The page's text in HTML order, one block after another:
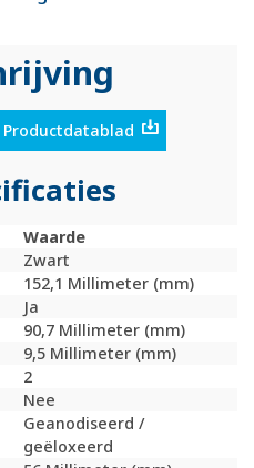
Productdatablad
Waarde
Zwart
152,1 Millimeter (mm)
Ja
90,7 Millimeter (mm)
9,5 Millimeter (mm)
2
Nee
Geanodiseerd /
geëloxeerd